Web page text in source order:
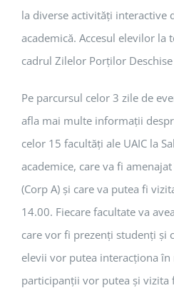
la diverse activități interactive
academică. Accesul elevilor la
cadrul Zilelor Porților
Pe parcursul celor 3 zile de
afla mai multe informații
celor 15 facultăți ale UAIC la
academice, care va fi
(Corp A) și care va putea fi
14.00. Fiecare facultate va
care vor fi prezenți studenți și
elevii vor putea interacționa
participanții vor putea și vizita